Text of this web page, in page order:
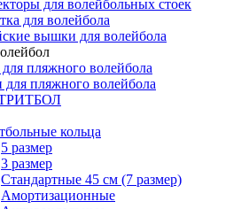
для волейбольных стоек
для волейбола
вышки для волейбола
пляжного волейбола
для пляжного волейбола
кольца
5 размер
3 размер
Стандартные 45 см (7 размер)
Амортизационные